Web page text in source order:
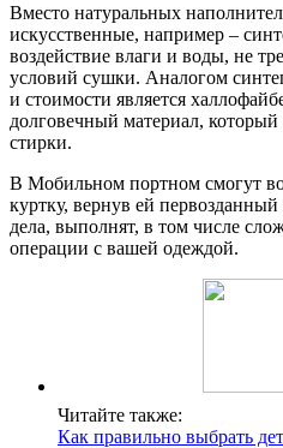
Вместо натуральных
искусственные, например –
воздействие влаги и воды, не
условий сушки. Аналогом
и стоимости является
долговечный материал,
стирки.
В Мобильном портном смогут
куртку, вернув ей
дела, выполнят, в том числе
операции с вашей одеждой.
Читайте также:
Как правильно выбрать